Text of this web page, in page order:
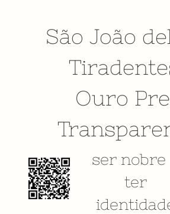
São João
Ouro
ser nobre
ter